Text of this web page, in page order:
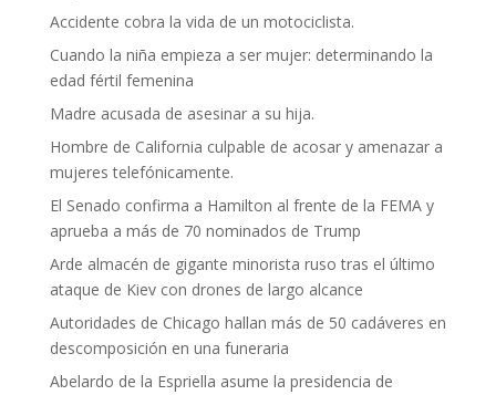
Accidente cobra la vida de un motociclista.
Cuando la niña empieza a ser mujer: determinando la
edad fértil femenina
Madre acusada de asesinar a su hija.
Hombre de California culpable de acosar y amenazar a
mujeres telefónicamente.
El Senado confirma a Hamilton al frente de la FEMA y
aprueba a más de 70 nominados de Trump
Arde almacén de gigante minorista ruso tras el último
ataque de Kiev con drones de largo alcance
Autoridades de Chicago hallan más de 50 cadáveres en
descomposición en una funeraria
Abelardo de la Espriella asume la presidencia de